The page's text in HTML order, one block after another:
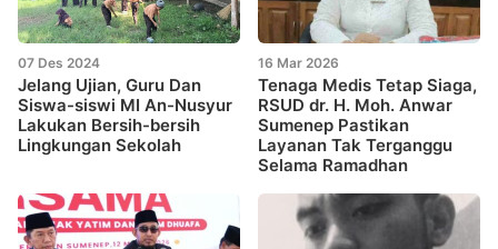
07 Des 2024
Jelang Ujian, Guru Dan
Siswa-siswi MI An-Nusyur
Lakukan Bersih-bersih
Lingkungan Sekolah
16 Mar 2026
Tenaga Medis Tetap Siaga,
RSUD dr. H. Moh. Anwar
Sumenep Pastikan
Layanan Tak Terganggu
Selama Ramadhan